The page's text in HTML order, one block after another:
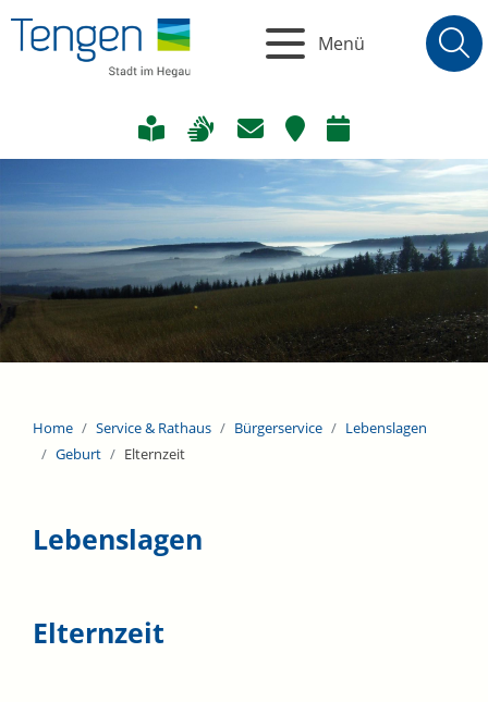
Menü
Home Service & Rathaus Bürgerservice
Lebenslagen
Geburt
Elternzeit
Lebenslagen
Elternzeit